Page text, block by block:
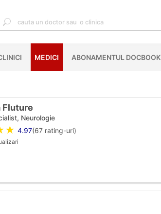
MEDICI ABONAMENTUL DOCBOOK
Fluture
Neurologie
4.97(67rating-uri)